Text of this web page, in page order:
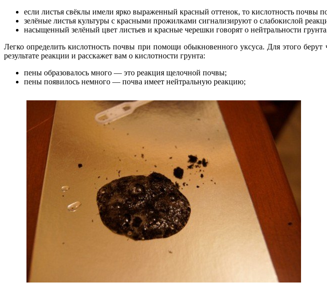
если листья свёклы имели ярко выраженный красный оттенок, то кислотность почвы
зелёные листья культуры с красными прожилками сигнализируют о слабокислой
насыщенный зелёный цвет листьев и красные черешки говорят о нейтральности
Легко определить кислотность почвы при помощи обыкновенного уксуса. Для этого
результате реакции и расскажет вам о кислотности грунта:
пены образовалось много — это реакция щелочной почвы;
пены появилось немного — почва имеет нейтральную реакцию;